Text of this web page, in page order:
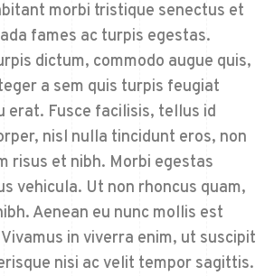
morbi tristique senectus et
fames ac turpis egestas.
dictum, commodo augue quis,
a sem quis turpis feugiat
erat. Fusce facilisis, tellus id
nisl nulla tincidunt eros, non
risus et nibh. Morbi egestas
vehicula. Ut non rhoncus quam,
Aenean eu nunc mollis est
in viverra enim, ut suscipit
nisi ac velit tempor sagittis.